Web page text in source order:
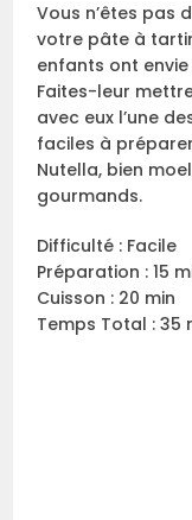
Vous n’êtes pas
votre pâte à
enfants ont
Faites-leur
avec eux l’une
faciles à
Nutella, bien
gourmands.
Difficulté : Facile
Préparation : 15
Cuisson : 20 min
Temps Total : 35